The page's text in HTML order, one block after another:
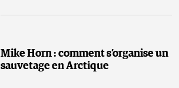
Mike Horn : comment s’organise un
sauvetage en Arctique